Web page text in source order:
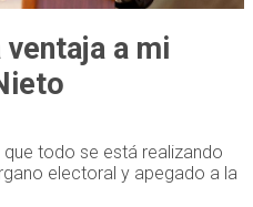
a mi
todo se está realizando
electoral y apegado a la